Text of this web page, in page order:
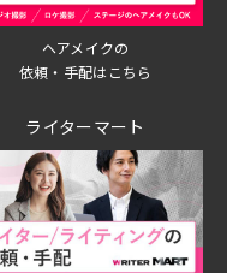
ヘアメイクの
依頼・手配はこちら
ライターマート